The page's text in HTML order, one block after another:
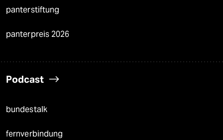
panterstiftung
panterpreis 2026
Podcast
bundestalk
fernverbindung